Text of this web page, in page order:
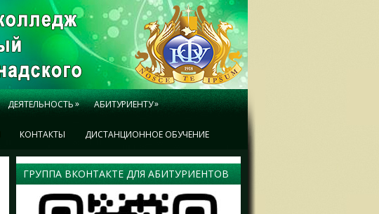
ДЕЯТЕЛЬНОСТЬ» АБИТУРИЕНТУ»
КОНТАКТЫ ДИСТАНЦИОННОЕ ОБУЧЕНИЕ
ГРУППА ВКОНТАКТЕ ДЛЯ АБИТУРИЕНТОВ